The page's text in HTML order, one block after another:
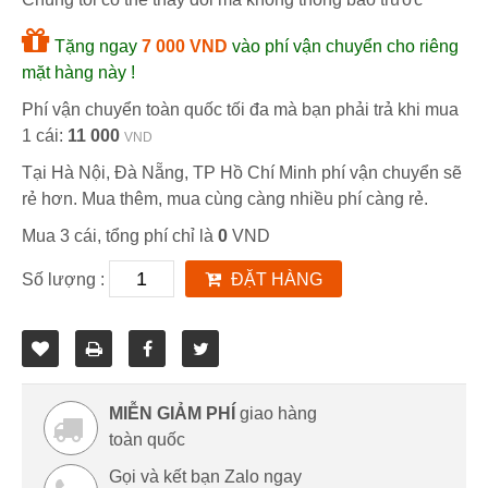
Tặng ngay 7 000 VND vào phí vận chuyển cho riêng
mặt hàng này !
Phí vận chuyển toàn quốc tối đa mà bạn phải trả khi mua
1 cái: 11 000 VND
Tại Hà Nội, Đà Nẵng, TP Hồ Chí Minh phí vận chuyển sẽ
rẻ hơn. Mua thêm, mua cùng càng nhiều phí càng rẻ.
Mua 3 cái, tổng phí chỉ là 0 VND
Số lượng : ĐẶT HÀNG
MIỄN GIẢM PHÍ
giao hàng
toàn quốc
Gọi và kết bạn Zalo ngay